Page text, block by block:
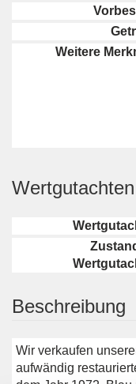
Weitere
Wertgutachten
Beschreibung
Wir verkaufen
aufwändig